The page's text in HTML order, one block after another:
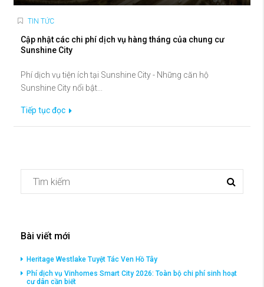
TIN TỨC
Cập nhật các chi phí dịch vụ hàng tháng của chung cư
Sunshine City
Phí dịch vụ tiện ích tại Sunshine City - Những căn hộ
Sunshine City nổi bật...
Tiếp tục đọc
Bài viết mới
Heritage Westlake Tuyệt Tác Ven Hồ Tây
Phí dịch vụ Vinhomes Smart City 2026: Toàn bộ chi phí sinh hoạt
cư dân cần biết